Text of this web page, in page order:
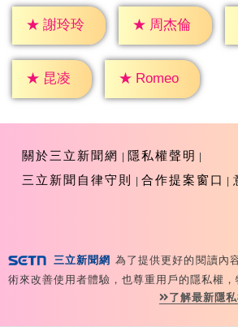
★ 謝玲玲 ★ 周杰倫
★ 昆凌 ★ Romeo
關於三立新聞網
隱私權聲明
三立新聞自律守則
合作提案窗口
Copyright ©2026 Sanlih E-
Reserved 版權所有 盜用必究 台北市
號 02-8792-8888
三立新聞網 為了提供更好的閱讀內
術來改善使用者體驗，也尊重用戶的隱私權，
了解最新隱